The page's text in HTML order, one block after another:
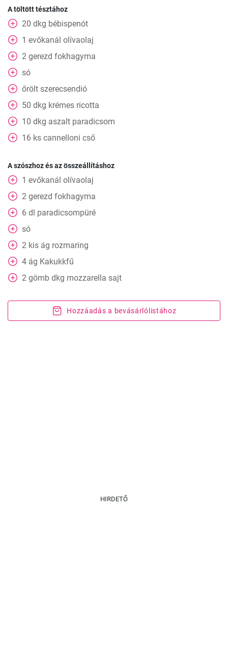
A töltött tésztához
20 dkg bébispenót
1 evőkanál olívaolaj
2 gerezd fokhagyma
só
őrölt szerecsendió
50 dkg krémes ricotta
10 dkg aszalt paradicsom
16 ks cannelloni cső
A szószhoz és az összeállításhoz
1 evőkanál olívaolaj
2 gerezd fokhagyma
6 dl paradicsompüré
só
2 kis ág rozmaring
4 ág Kakukkfű
2 gömb dkg mozzarella sajt
Hozzáadás a bevásárlólistához
HIRDETŐ